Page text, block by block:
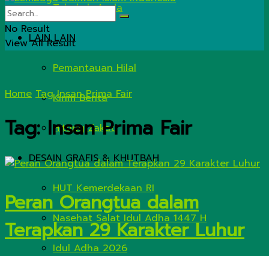
Tahukah Anda
LAIN LAIN
Pemantauan Hilal
Kirim Berita
Hitung Zakat
DESAIN GRAFIS & KHUTBAH
HUT Kemerdekaan RI
Nasehat Salat Idul Adha 1447 H
Idul Adha 2026
No Result
View All Result
Home Tag Insan Prima Fair
Tag:Insan Prima Fair
Peran Orangtua dalam
Terapkan 29 Karakter Luhur